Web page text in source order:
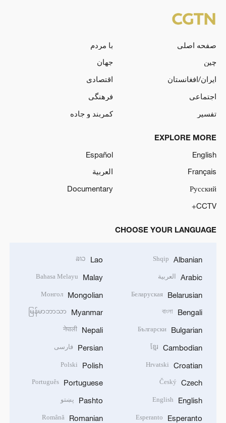
صفحه اصلی
با مردم
چین
جهان
ایران/افغانستان
اقتصادی
اجتماعی
فرهنگی
تفسیر
کمربند و جاده
EXPLORE MORE
English
Español
Français
العربية
Русский
Documentary
CCTV+
CHOOSE YOUR LANGUAGE
Albanian
Shqip
Arabic العربية
Belarusian
Беларуская
Bengali
বাংলা
Bulgarian
Български
Cambodian
ខ្មែរ
Croatian
Hrvatski
Czech
Český
English
English
Esperanto
Esperanto
Lao
ລາວ
Malay
Bahasa Melayu
Mongolian
Монгол
Myanmar
မြန်မာဘာသာ
Nepali
नेपाली
Persian فارسی
Polish
Polski
Portuguese
Português
Pashto پښتو
Romanian
Română